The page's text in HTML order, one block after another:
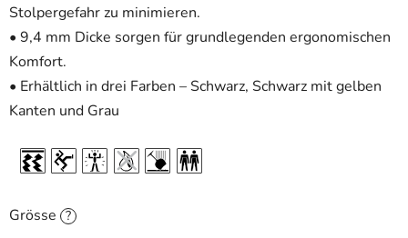
Stolpergefahr zu minimieren.
• 9,4 mm Dicke sorgen für grundlegenden ergonomischen
Komfort.
• Erhältlich in drei Farben – Schwarz, Schwarz mit gelben
Kanten und Grau
Grösse ?